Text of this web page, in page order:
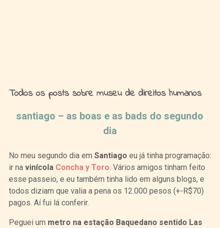
Todos os posts sobre museu de direitos humanos
santiago – as boas e as bads do segundo
dia
No meu segundo dia em Santiago eu já tinha programação:
ir na vinícola Concha y Toro. Vários amigos tinham feito
esse passeio, e eu também tinha lido em alguns blogs, e
todos diziam que valia a pena os 12.000 pesos (+-R$70)
pagos. Aí fui lá conferir.
Peguei um metro na estação Baquedano sentido Las